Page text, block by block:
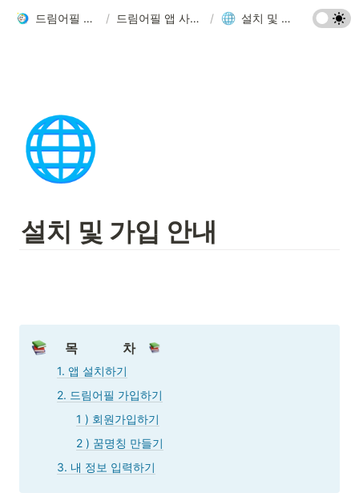
드림어필 사용설명서 / 드림어필 앱 사용가이드 📱 / 설치 및 가입 안내
🌐
설치 및 가입 안내
목              차
1. 앱 설치하기
2. 드림어필 가입하기
1 ) 회원가입하기
2 ) 꿈명칭 만들기
3. 내 정보 입력하기